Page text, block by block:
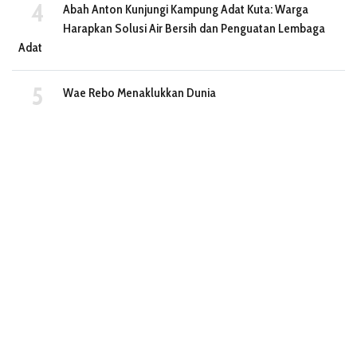
Abah Anton Kunjungi Kampung Adat Kuta: Warga
Harapkan Solusi Air Bersih dan Penguatan Lembaga
Adat
Wae Rebo Menaklukkan Dunia